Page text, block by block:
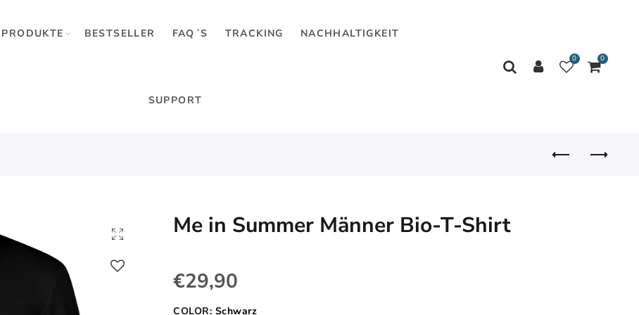
PRODUKTE BESTSELLER FAQ´S TRACKING NACHHALTIGKEIT
SUPPORT
0 0
Me in Summer Männer Bio-T-Shirt
€29,90
COLOR: Schwarz